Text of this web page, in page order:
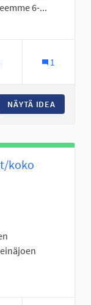
6-...
1
NÄYTÄ IDEA
koko